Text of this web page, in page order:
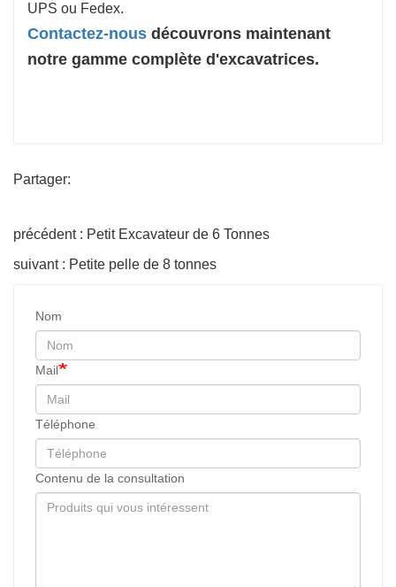
UPS ou Fedex.
Contactez-nous découvrons maintenant
notre gamme complète d'excavatrices.
Partager:
précédent : Petit Excavateur de 6 Tonnes
suivant : Petite pelle de 8 tonnes
Nom
Mail
Téléphone
Contenu de la consultation